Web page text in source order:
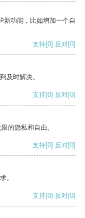
新功能，比如增加一个自
支持[0] 反对[0]
及时解决。
支持[0] 反对[0]
的隐私和自由。
支持[0] 反对[0]
。
支持[0] 反对[0]